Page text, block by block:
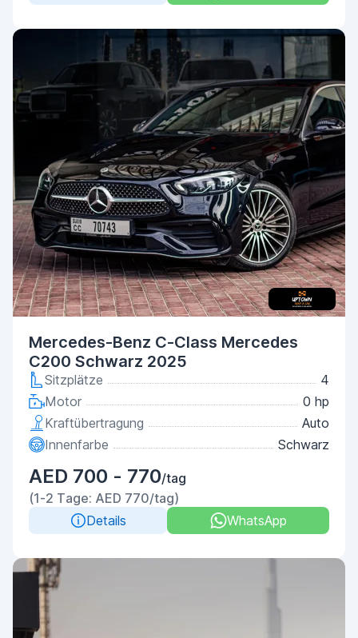
Mercedes-Benz C-Class Mercedes
C200 Schwarz 2025
Sitzplätze
4
Motor
0 hp
Kraftübertragung
Auto
Innenfarbe
Schwarz
AED 700 - 770/tag
(1-2 Tage: AED 770/tag)
Details
WhatsApp